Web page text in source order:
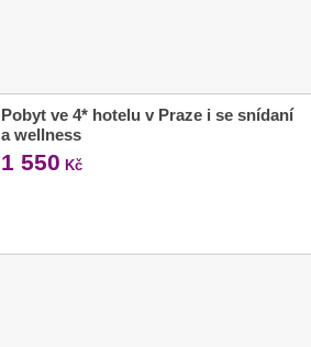
Pobyt ve 4* hotelu v Praze i se snídaní
a wellness
1 550 Kč